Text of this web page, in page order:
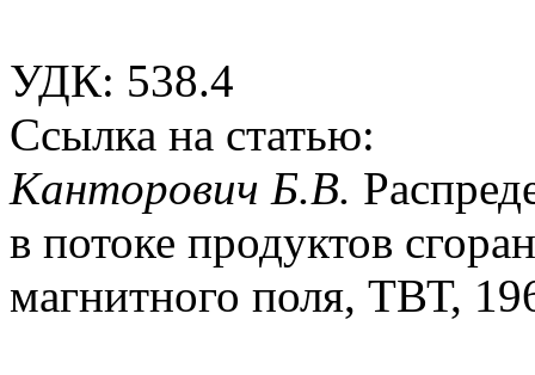
УДК: 538.4
Ссылка на статью:
Канторович Б.В.
в потоке продуктов
магнитного поля, ТВТ,